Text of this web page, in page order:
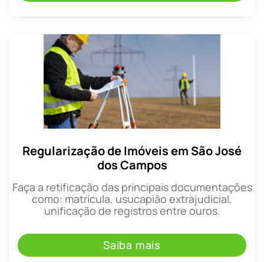
Regularização de Imóveis em São José
dos Campos
Faça a retificação das principais documentações
como: matrícula, usucapião extrajudicial,
unificação de registros entre ouros.
Saiba mais